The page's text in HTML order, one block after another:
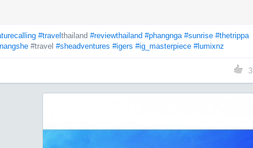
#travel thailand #reviewthailand #phangnga #sunrise #thetrippa
#travel #sheadventures #igers #ig_masterpiece #lumixnz
3